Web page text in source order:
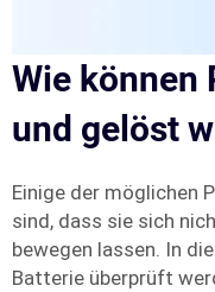
Wie können
und gelöst
Einige der möglichen
sind, dass sie sich
bewegen lassen. In
Batterie überprüft